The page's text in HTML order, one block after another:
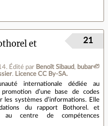
et
. Édité par Benoît Sibaud, bubar🦥
. Licence CC By‑SA.
21
internationale dédiée au
d’une base de codes
les systèmes d’informations. Elle
du rapport Bothorel. et
au centre de compétences